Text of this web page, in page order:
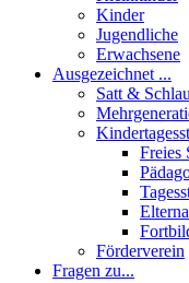
Kinder
Jugendliche
Erwachsene
Ausgezeichnet ...
Satt & Schlau
Freies
Förderverein
Fragen zu...